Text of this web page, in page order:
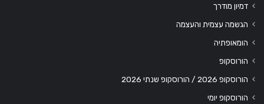
דמיון מודרך
הגשמה עצמית והעצמה
הומאופתיה
הורוסקופ
הורוסקופ 2026 / הורוסקופ שנתי 2026
הורוסקופ יומי